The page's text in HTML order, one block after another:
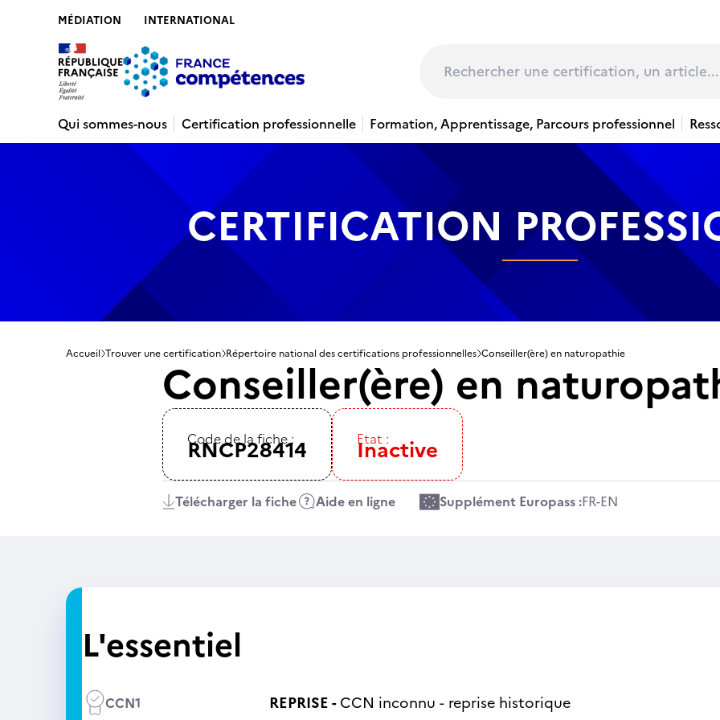
MÉDIATION INTERNATIONAL
Qui sommes-nous Certification professionnelle Formation, Apprentissage, Parcours professionnel
CERTIFICATION
Accueil Trouver une certification Répertoire national des certifications professionnelles Conseiller(ère) en naturopathie
Conseiller(ère) en
Code de la fiche :
RNCP28414 Etat :
Inactive
Télécharger la fiche Aide en ligne Supplément Europass :FR-EN
L'essentiel
CCN1 REPRISE -CCN inconnu - reprise historique